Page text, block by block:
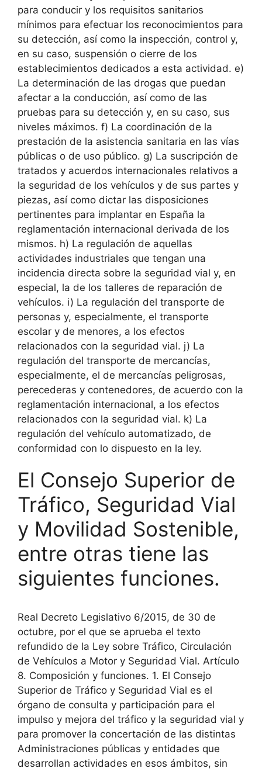
para conducir y los requisitos sanitarios
mínimos para efectuar los reconocimientos para
su detección, así como la inspección, control y,
en su caso, suspensión o cierre de los
establecimientos dedicados a esta actividad. e)
La determinación de las drogas que puedan
afectar a la conducción, así como de las
pruebas para su detección y, en su caso, sus
niveles máximos. f) La coordinación de la
prestación de la asistencia sanitaria en las vías
públicas o de uso público. g) La suscripción de
tratados y acuerdos internacionales relativos a
la seguridad de los vehículos y de sus partes y
piezas, así como dictar las disposiciones
pertinentes para implantar en España la
reglamentación internacional derivada de los
mismos. h) La regulación de aquellas
actividades industriales que tengan una
incidencia directa sobre la seguridad vial y, en
especial, la de los talleres de reparación de
vehículos. i) La regulación del transporte de
personas y, especialmente, el transporte
escolar y de menores, a los efectos
relacionados con la seguridad vial. j) La
regulación del transporte de mercancías,
especialmente, el de mercancías peligrosas,
perecederas y contenedores, de acuerdo con la
reglamentación internacional, a los efectos
relacionados con la seguridad vial. k) La
regulación del vehículo automatizado, de
conformidad con lo dispuesto en la ley.
El Consejo Superior de
Tráfico, Seguridad Vial
y Movilidad Sostenible,
entre otras tiene las
siguientes funciones.
Real Decreto Legislativo 6/2015, de 30 de
octubre, por el que se aprueba el texto
refundido de la Ley sobre Tráfico, Circulación
de Vehículos a Motor y Seguridad Vial. Artículo
8. Composición y funciones. 1. El Consejo
Superior de Tráfico y Seguridad Vial es el
órgano de consulta y participación para el
impulso y mejora del tráfico y la seguridad vial y
para promover la concertación de las distintas
Administraciones públicas y entidades que
desarrollan actividades en esos ámbitos, sin